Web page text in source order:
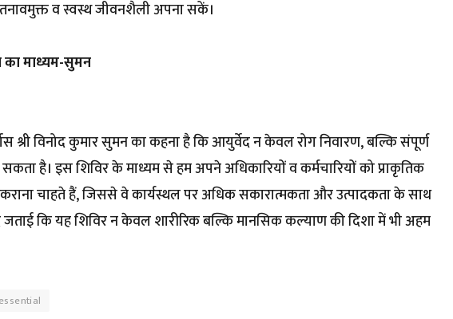
तनावमुक्त व स्वस्थ जीवनशैली अपना सकें।
का माध्यम-सुमन
श्री विनोद कुमार सुमन का कहना है कि आयुर्वेद न केवल रोग निवारण, बल्कि संपूर्ण
है। इस शिविर के माध्यम से हम अपने अधिकारियों व कर्मचारियों को प्राकृतिक
चाहते हैं, जिससे वे कार्यस्थल पर अधिक सकारात्मकता और उत्पादकता के साथ
जताई कि यह शिविर न केवल शारीरिक बल्कि मानसिक कल्याण की दिशा में भी अहम